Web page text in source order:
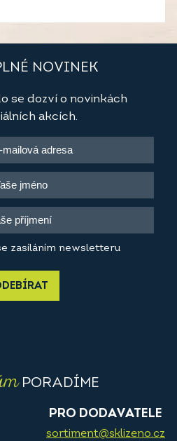
NOVINEK
se dozví o novinkách
akcích.
zasíláním newsletteru
PORADÍME
PRO DODAVATELE
sortiment@sklizeno.cz